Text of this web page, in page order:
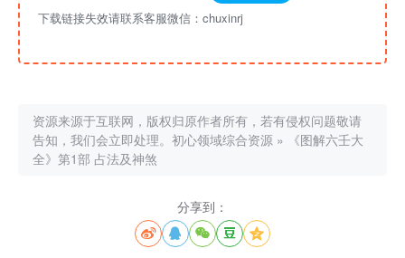
下载链接失效请联系客服微信：chuxinrj
资源来源于互联网，版权归原作者所有，若有侵权问题敬请
告知，我们会立即处理。 初心领域综合资源 »
《图解六壬大
全》第1部 占法及神煞
分享到：
    